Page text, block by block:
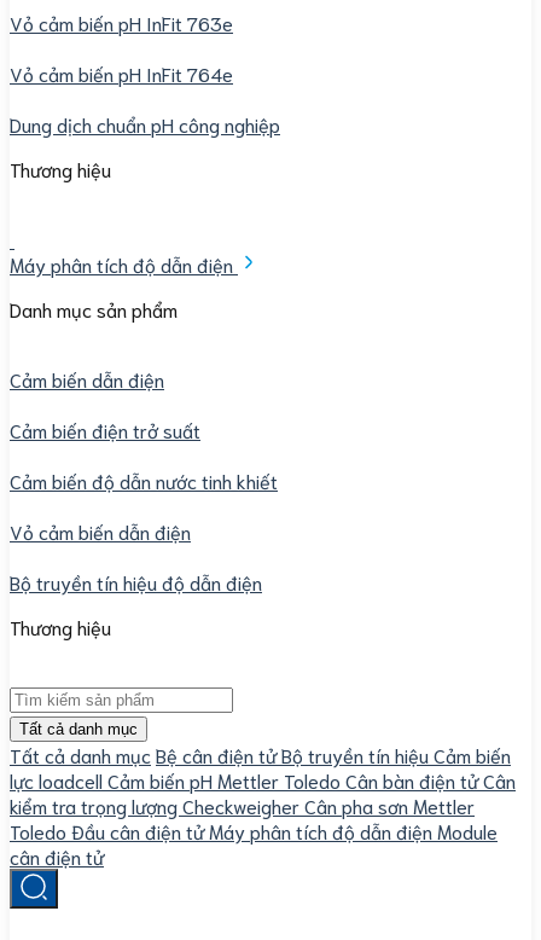
Vỏ cảm biến pH InFit 763e
Vỏ cảm biến pH InFit 764e
Dung dịch chuẩn pH công nghiệp
Thương hiệu
Máy phân tích độ dẫn điện
Danh mục sản phẩm
Cảm biến dẫn điện
Cảm biến điện trở suất
Cảm biến độ dẫn nước tinh khiết
Vỏ cảm biến dẫn điện
Bộ truyền tín hiệu độ dẫn điện
Thương hiệu
Tất cả danh mục
Tất cả danh mục Bệ cân điện tửBộ truyền tín hiệu Cảm biến
lực loadcell Cảm biến pH Mettler Toledo Cân bàn điện tửCân
kiểm tra trọng lượng CheckweigherCân pha sơn Mettler
Toledo Đầu cân điện tửMáy phân tích độ dẫn điện Module
cân điện tử